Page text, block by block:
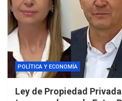
POLÍTICA Y ECONOMÍA
Ley de Propiedad